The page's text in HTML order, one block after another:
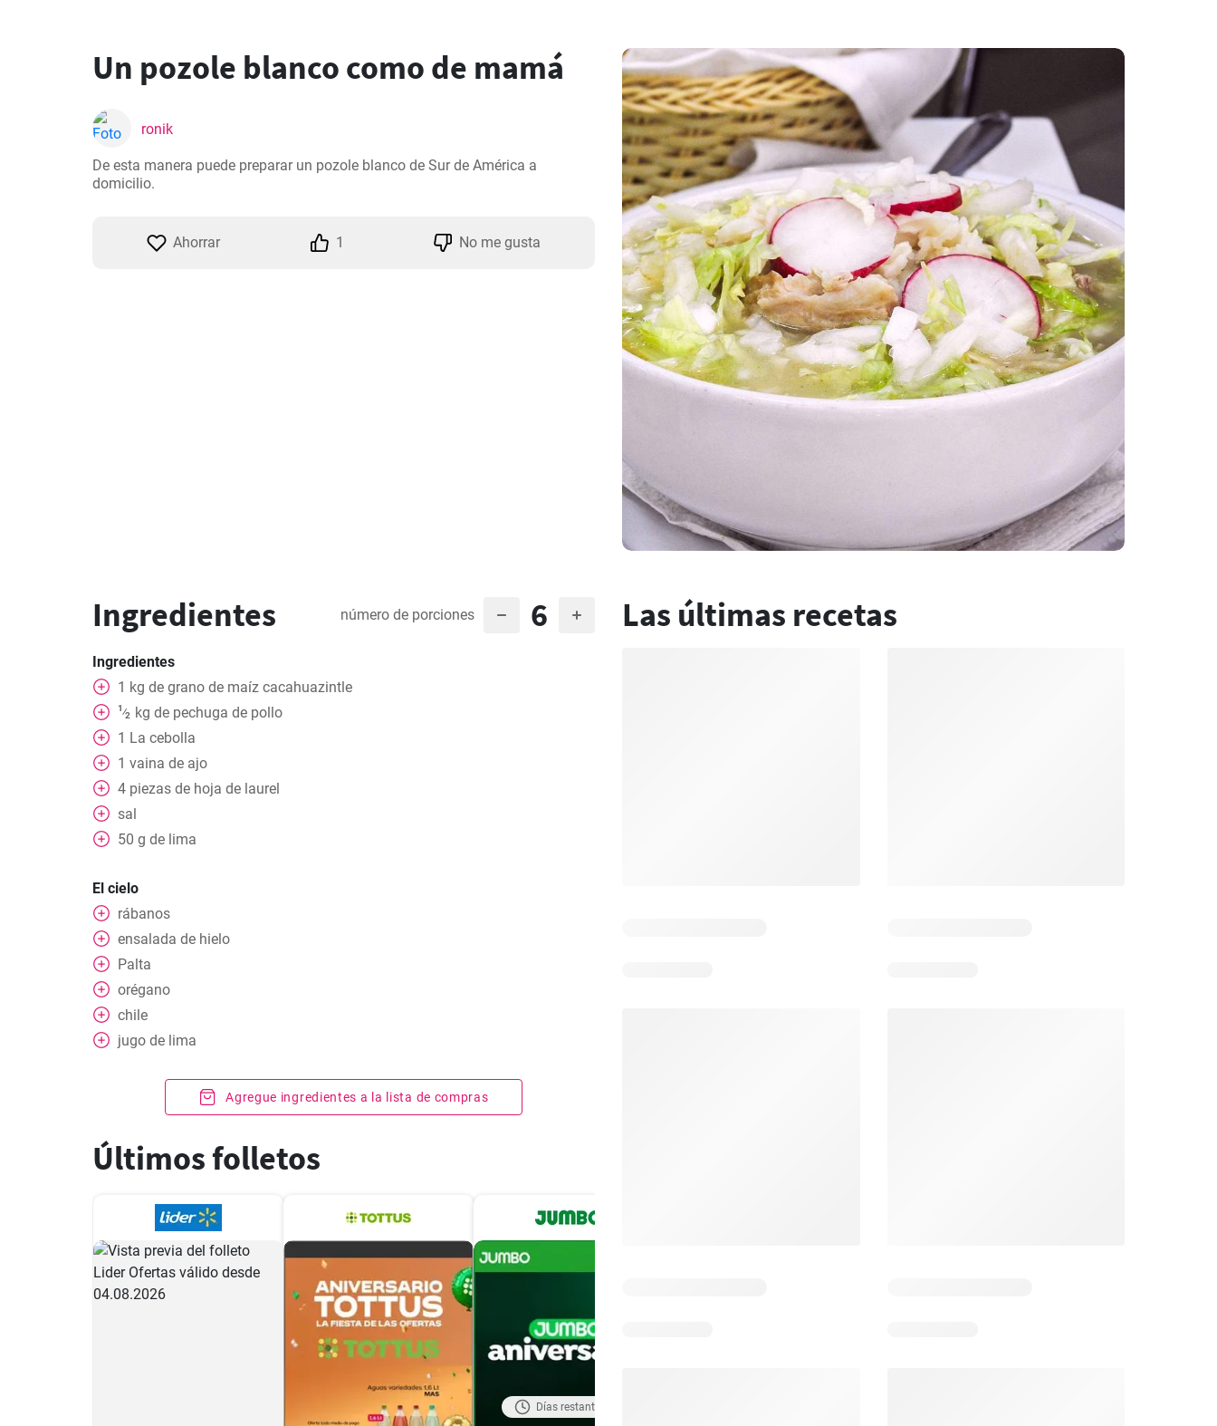
Un pozole blanco como de mamá
ronik
De esta manera puede preparar un pozole blanco de Sur de América a
domicilio.
Ahorrar 1 No me gusta
Ingredientes número de porciones 6
Ingredientes
1 kg de grano de maíz cacahuazintle
1⁄2 kg de pechuga de pollo
1 La cebolla
1 vaina de ajo
4 piezas de hoja de laurel
sal
50 g de lima
El cielo
rábanos
ensalada de hielo
Palta
orégano
chile
jugo de lima
Agregue ingredientes a la lista de compras
Últimos folletos
Días restantes: 17
Las últimas recetas